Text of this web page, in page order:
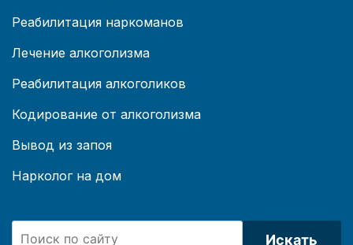
Реабилитация наркоманов
Лечение алкоголизма
Реабилитация алкоголиков
Кодирование от алкоголизма
Вывод из запоя
Нарколог на дом
Искать